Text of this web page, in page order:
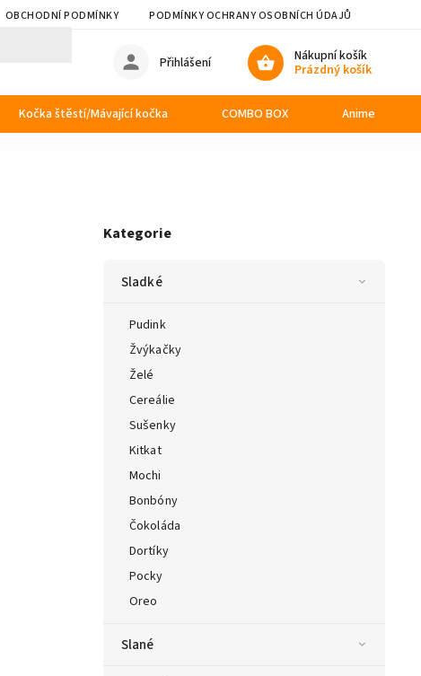
OBCHODNÍ PODMÍNKY PODMÍNKY OCHRANY OSOBNÍCH ÚDAJŮ
Nákupní košík
Prázdný košík
Přihlášení
Kočka štěstí/Mávající kočka COMBO BOX Anime
Kategorie
Sladké
Pudink
Žvýkačky
Želé
Cereálie
Sušenky
Kitkat
Mochi
Bonbóny
Čokoláda
Dortíky
Pocky
Oreo
Slané